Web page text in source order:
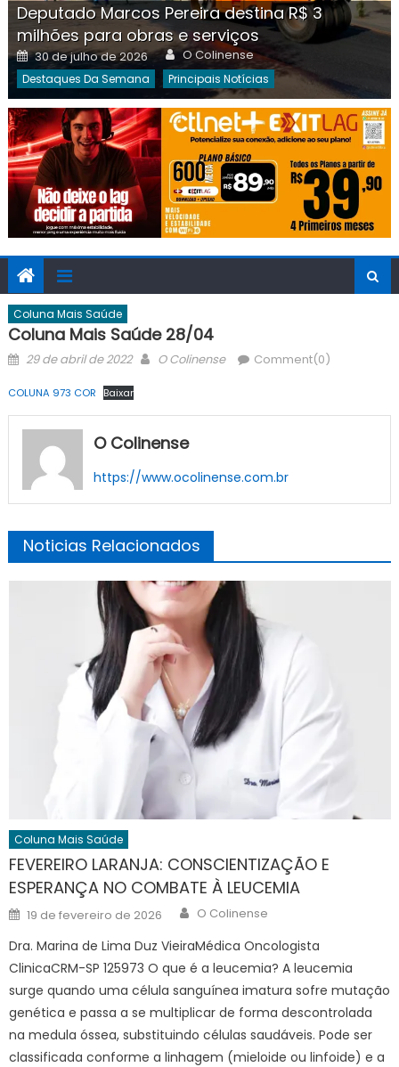
Deputado Marcos Pereira destina R$ 3
milhões para obras e serviços
Posted
on
30 de julho de 2026 Author
O Colinense
Destaques Da Semana Principais Notícias
Coluna Mais Saúde
Coluna Mais Saúde 28/04
Posted
29 de abril de 2022 Author
O Colinense Comment(0)
COLUNA 973 COR Baixar
O Colinense
https://www.ocolinense.com.br
Noticias Relacionados
Coluna Mais Saúde
FEVEREIRO LARANJA: CONSCIENTIZAÇÃO E
ESPERANÇA NO COMBATE À LEUCEMIA
Posted
on
19 de fevereiro de 2026 Author
O Colinense
Dra. Marina de Lima Duz VieiraMédica Oncologista
ClinicaCRM-SP 125973 O que é a leucemia? A leucemia
surge quando uma célula sanguínea imatura sofre mutação
genética e passa a se multiplicar de forma descontrolada
na medula óssea, substituindo células saudáveis. Pode ser
classificada conforme a linhagem (mieloide ou linfoide) e a